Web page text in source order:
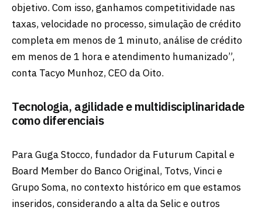
objetivo. Com isso, ganhamos competitividade nas
taxas, velocidade no processo, simulação de crédito
completa em menos de 1 minuto, análise de crédito
em menos de 1 hora e atendimento humanizado”,
conta Tacyo Munhoz, CEO da Oito.
Tecnologia, agilidade e multidisciplinaridade
como diferenciais
Para Guga Stocco, fundador da Futurum Capital e
Board Member do Banco Original, Totvs, Vinci e
Grupo Soma, no contexto histórico em que estamos
inseridos, considerando a alta da Selic e outros